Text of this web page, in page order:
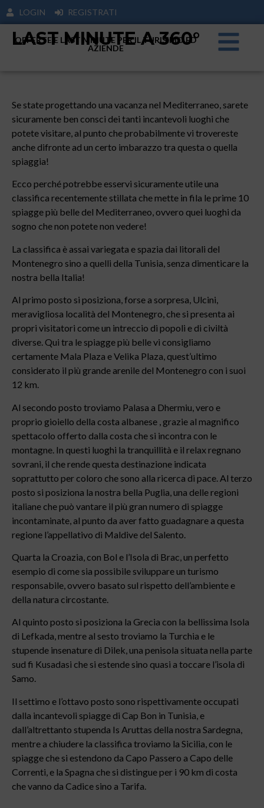
LOGIN REGISTRATI
LAST MINUTE A 360°
OFFERTE E LAST MINUTE PER IL TURISIMO ED
AZIENDE
Se state progettando una vacanza nel Mediterraneo, sarete
sicuramente ben consci dei tanti incantevoli luoghi che
potete visitare, al punto che probabilmente vi trovereste
anche difronte ad un certo imbarazzo tra questa o quella
spiaggia!
Ecco perché potrebbe esservi sicuramente utile una
classifica recentemente stillata che mette in fila le prime 10
spiagge più belle del Mediterraneo, ovvero quei luoghi da
sogno che non potete non vedere!
La classifica è assai variegata e spazia dai litorali del
Montenegro sino a quelli della Tunisia, senza dimenticare la
nostra bella Italia!
Al primo posto si posiziona, forse a sorpresa, Ulcini,
meravigliosa località del Montenegro, che si presenta ai
propri visitatori come un intreccio di popoli e di civiltà
diverse. Qui tra le spiagge più belle vi consigliamo
certamente Mala Plaza e Velika Plaza, quest’ultimo
considerato il più grande arenile del Montenegro con i suoi
12 km.
Al secondo posto troviamo Palasa a Dhermiu, vero e
proprio gioiello della costa albanese , grazie al magnifico
spettacolo offerto dalla costa che si incontra con le
montagne. In questi luoghi la tranquillità e il relax regnano
sovrani, il che rende questa destinazione indicata
soprattutto per coloro che sono alla ricerca di pace. Al terzo
posto si posiziona la nostra bella Puglia, una delle regioni
italiane che può vantare il più gran numero di spiagge
incontaminate, al punto da aver fatto guadagnare a questa
regione l’appellativo di Maldive del Salento.
Quarta la Croazia, con Bol e l’Isola di Brac, un perfetto
esempio di come sia possibile sviluppare un turismo
responsabile, ovvero basato sul rispetto dell’ambiente e
della natura circostante.
Al quinto posto si posiziona la Grecia con la bellissima Isola
di Lefkada, mentre al sesto troviamo la Turchia e le
stupende insenature di Dilek, una penisola situata nella parte
sud fi Kusadasi che si estende sino quasi a toccare l’isola di
Samo.
Il settimo e l’ottavo posto sono rispettivamente occupati
dalla incantevoli spiagge di Cap Bon in Tunisia, e
dall’altrettanto stupenda Is Aruttas della nostra Sardegna,
mentre a chiudere la classifica troviamo la Sicilia, con le
spiagge che si estendono da Capo Passero a Capo delle
Correnti, e la Spagna che si distingue per i 90 km di costa
che vanno da Cadice sino a Tarifa.